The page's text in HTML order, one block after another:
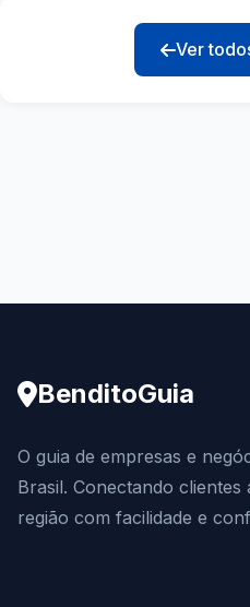
Ver
BenditoGuia
O guia de empresas e
Brasil. Conectando
região com facilidade e